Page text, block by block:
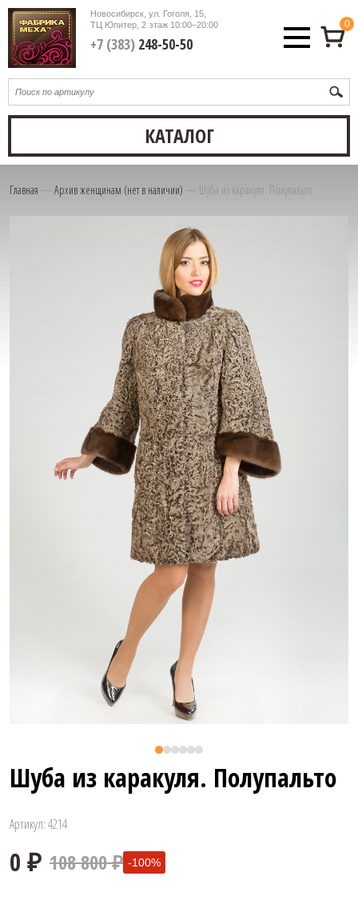
Новосибирск, ул. Гоголя, 15,
ТЦ Юпитер, 2 этаж10:00–20:00
+7 (383)248-50-50
0
КАТАЛОГ
Главная — Архив женщинам (нет в наличии) — Шуба из каракуля. Полупальто
Шуба из каракуля. Полупальто
Артикул: 4214
108 800 ₽ -100%